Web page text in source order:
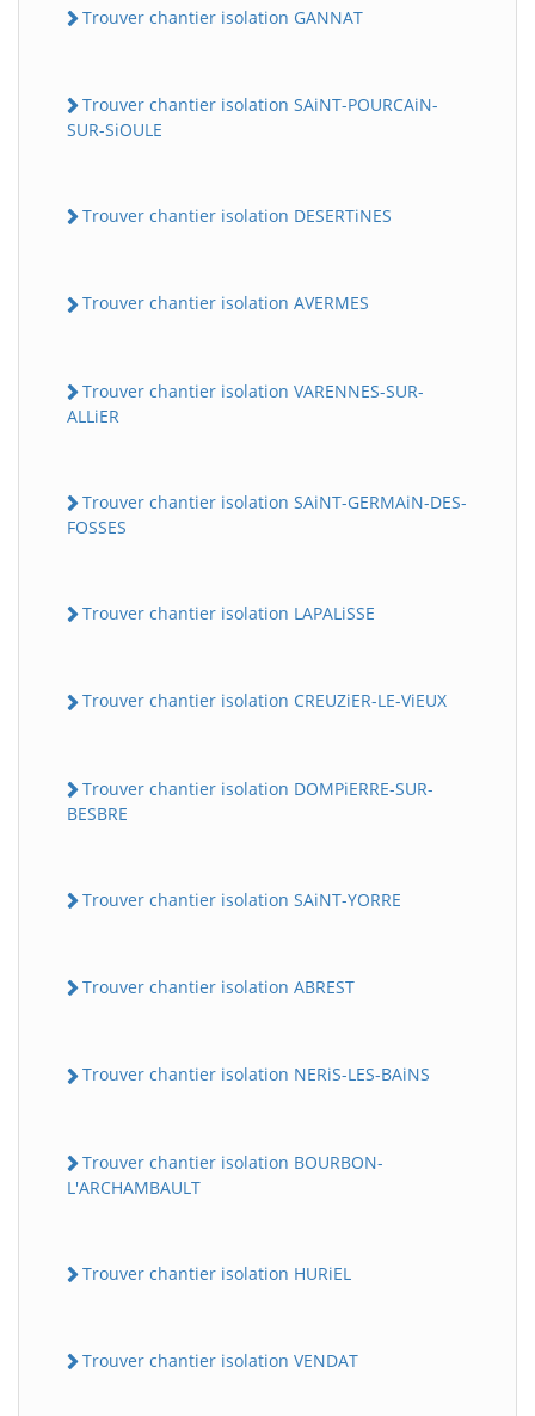
Trouver chantier isolation GANNAT
Trouver chantier isolation SAiNT-POURCAiN-
SUR-SiOULE
Trouver chantier isolation DESERTiNES
Trouver chantier isolation AVERMES
Trouver chantier isolation VARENNES-SUR-
ALLiER
Trouver chantier isolation SAiNT-GERMAiN-DES-
FOSSES
Trouver chantier isolation LAPALiSSE
Trouver chantier isolation CREUZiER-LE-ViEUX
Trouver chantier isolation DOMPiERRE-SUR-
BESBRE
Trouver chantier isolation SAiNT-YORRE
Trouver chantier isolation ABREST
Trouver chantier isolation NERiS-LES-BAiNS
Trouver chantier isolation BOURBON-
L'ARCHAMBAULT
Trouver chantier isolation HURiEL
Trouver chantier isolation VENDAT